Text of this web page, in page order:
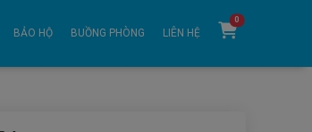
BẢO HỘ BUỒNG PHÒNG LIÊN HỆ
0